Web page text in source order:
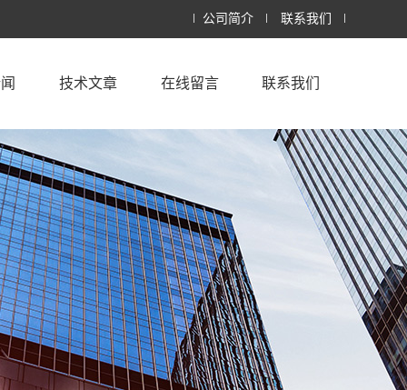
公司简介 联系我们
技术文章 在线留言 联系我们